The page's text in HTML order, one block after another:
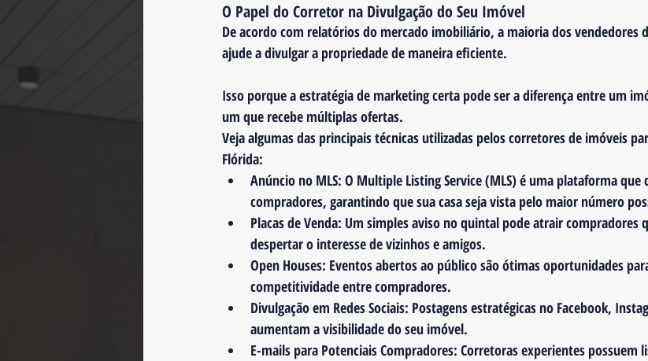
O Papel do Corretor na Divulgação do Seu Imóvel
De acordo com relatórios do mercado imobiliário, a maioria dos vendedores
ajude a divulgar a propriedade de maneira eficiente.
Isso porque a estratégia de marketing certa pode ser a diferença entre um
um que recebe múltiplas ofertas.
Veja algumas das principais técnicas utilizadas pelos corretores de imóveis
Flórida:
Anúncio no MLS: O Multiple Listing Service (MLS) é uma plataforma que
compradores, garantindo que sua casa seja vista pelo maior número
Placas de Venda: Um simples aviso no quintal pode atrair compradores
despertar o interesse de vizinhos e amigos.
Open Houses: Eventos abertos ao público são ótimas oportunidades
competitividade entre compradores.
Divulgação em Redes Sociais: Postagens estratégicas no Facebook,
aumentam a visibilidade do seu imóvel.
E-mails para Potenciais Compradores: Corretoras experientes possuem